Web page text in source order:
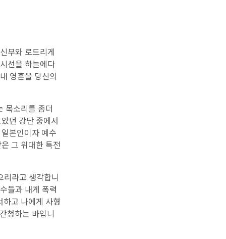
부와 로드리게
선을 하늘에다
영혼을 당신의
목소리를 좀더
던 강단 중에서
본인이자 예수
그 위대한 특전
라고 생각합니
들과 내게 폭력
고 나에게 사형
청하는 바입니